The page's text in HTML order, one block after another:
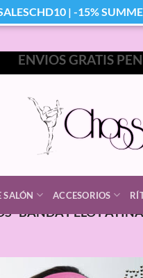
ENVIOS GRATIS
SALÓN ACCESORIOS
“BANDA PELO
| -15%